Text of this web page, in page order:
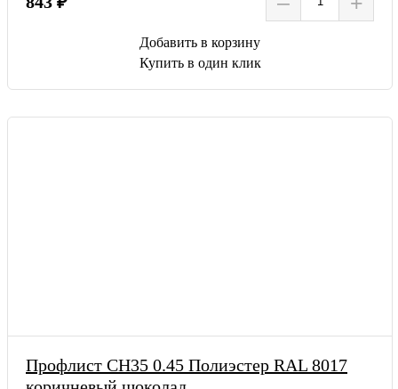
Добавить в корзину
Купить в один клик
Профлист СН35 0.45 Полиэстер RAL 8017